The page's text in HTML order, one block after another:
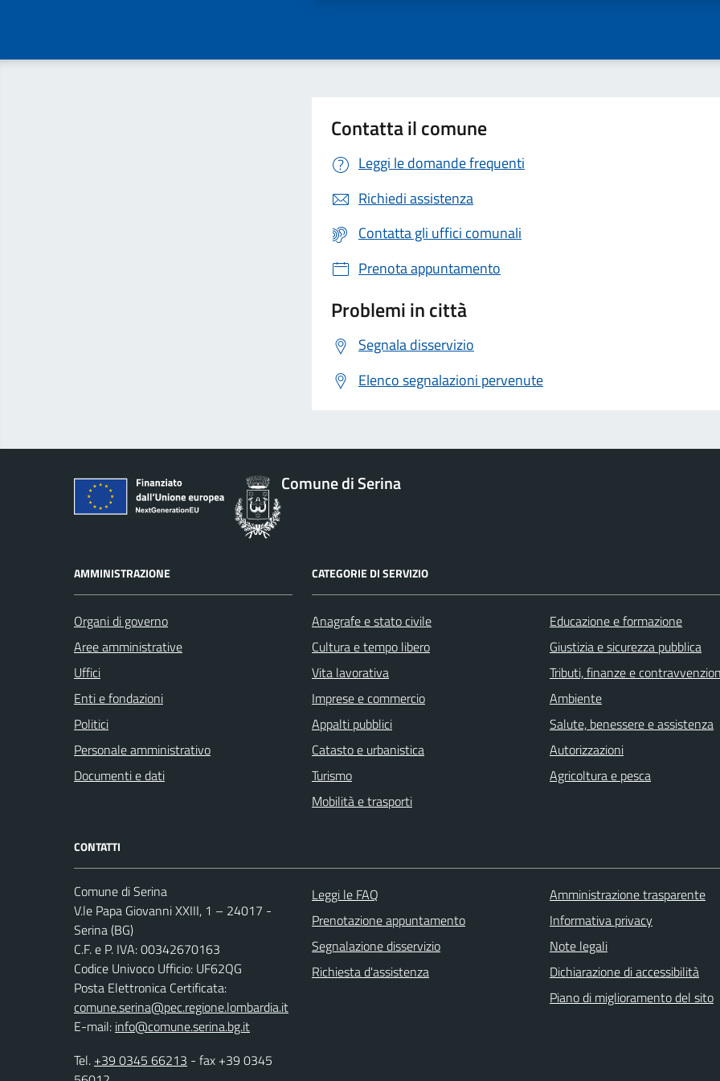
Contatta il comune
Leggi le domande frequenti
Richiedi assistenza
Contatta gli uffici comunali
Prenota appuntamento
Problemi in città
Segnala disservizio
Elenco segnalazioni pervenute
Comune di Serina
AMMINISTRAZIONE
Organi di governo
Aree amministrative
Uffici
Enti e fondazioni
Politici
Personale amministrativo
Documenti e dati
CATEGORIE DI SERVIZIO
Anagrafe e stato civile
Cultura e tempo libero
Vita lavorativa
Imprese e commercio
Appalti pubblici
Catasto e urbanistica
Turismo
Mobilità e trasporti
Educazione e formazione
Giustizia e sicurezza pubblica
Tributi, finanze e
Ambiente
Salute, benessere e assistenza
Autorizzazioni
Agricoltura e pesca
CONTATTI
Comune di Serina
V.le Papa Giovanni XXIII, 1 – 24017 -
Serina (BG)
C.F. e P. IVA: 00342670163
Codice Univoco Ufficio: UF62QG
Posta Elettronica Certificata:
comune.serina@pec.regione.lombardia.it
E-mail: info@comune.serina.bg.it
Tel. +39 0345 66213 - fax +39 0345
Leggi le FAQ
Prenotazione appuntamento
Segnalazione disservizio
Richiesta d'assistenza
Amministrazione trasparente
Informativa privacy
Note legali
Dichiarazione di accessibilità
Piano di miglioramento del sito